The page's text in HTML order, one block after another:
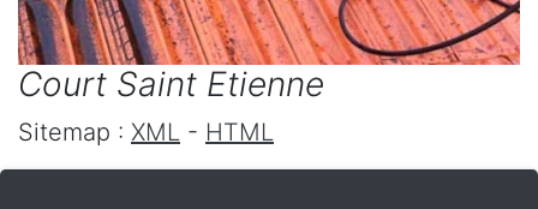
Court Saint Etienne
Sitemap : XML - HTML